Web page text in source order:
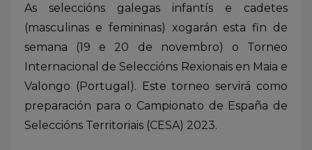
As seleccións galegas infantís e cadetes
(masculinas e femininas) xogarán esta fin de
semana (19 e 20 de novembro) o Torneo
Internacional de Seleccións Rexionais en Maia e
Valongo (Portugal). Este torneo servirá como
preparación para o Campionato de España de
Seleccións Territoriais (CESA) 2023.